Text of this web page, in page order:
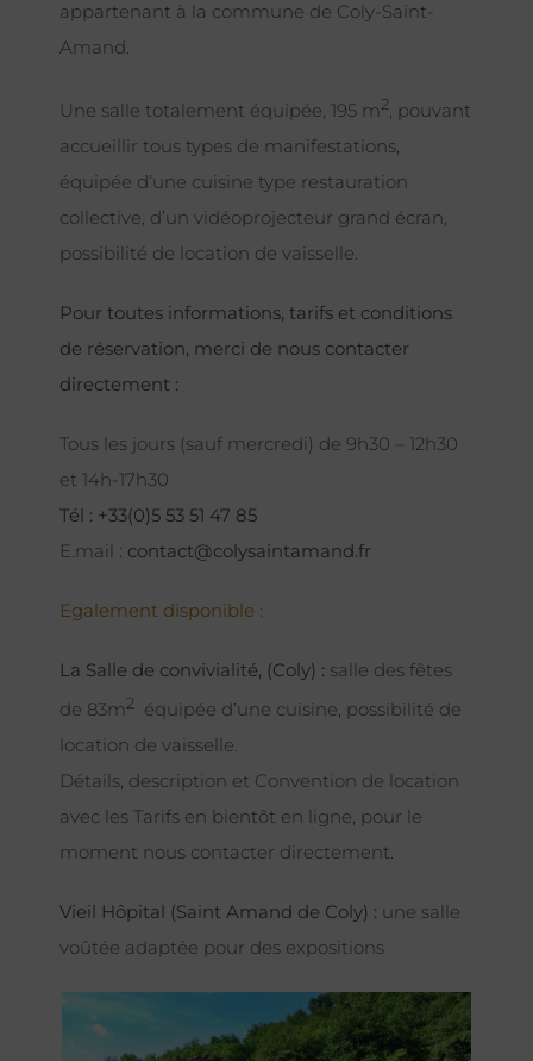
appartenant à la commune de Coly-Saint-
Amand.
Une salle totalement équipée, 195 m2, pouvant
accueillir tous types de manifestations,
équipée d’une cuisine type restauration
collective, d’un vidéoprojecteur grand écran,
possibilité de location de vaisselle.
Pour toutes informations, tarifs et conditions
de réservation, merci de nous contacter
directement :
Tous les jours (sauf mercredi) de 9h30 – 12h30
et 14h-17h30
Tél : +33(0)5 53 51 47 85
E.mail : contact@colysaintamand.fr
Egalement disponible :
La Salle de convivialité, (Coly) : salle des fêtes
de 83m2
équipée d’une cuisine, possibilité de
location de vaisselle.
Détails, description et Convention de location
avec les Tarifs en bientôt en ligne, pour le
moment nous contacter directement.
Vieil Hôpital (Saint Amand de Coly) : une salle
voûtée adaptée pour des expositions